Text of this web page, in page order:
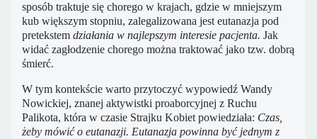
sposób traktuje się chorego w krajach, gdzie w mniejszym
kub większym stopniu, zalegalizowana jest eutanazja pod
pretekstem działania w najlepszym interesie pacjenta. Jak
widać zagłodzenie chorego można traktować jako tzw. dobrą
śmierć.
W tym kontekście warto przytoczyć wypowiedź Wandy
Nowickiej, znanej aktywistki proaborcyjnej z Ruchu
Palikota, która w czasie Strajku Kobiet powiedziała: Czas,
żeby mówić o eutanazji. Eutanazja powinna być jednym z